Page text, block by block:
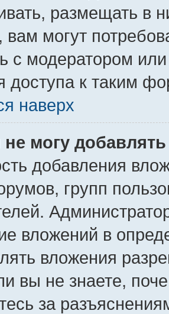
размещать в
вам могут
с модератором
доступа к таким
наверх
могу
добавления
групп
вложений в
вложения
вы не знаете,
за